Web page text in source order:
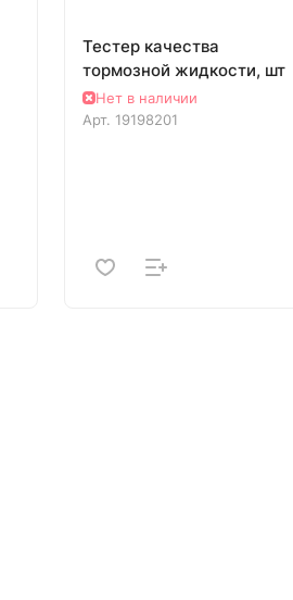
Тестер качества
тормозной жидкости, шт
Нет в наличии
Арт. 19198201